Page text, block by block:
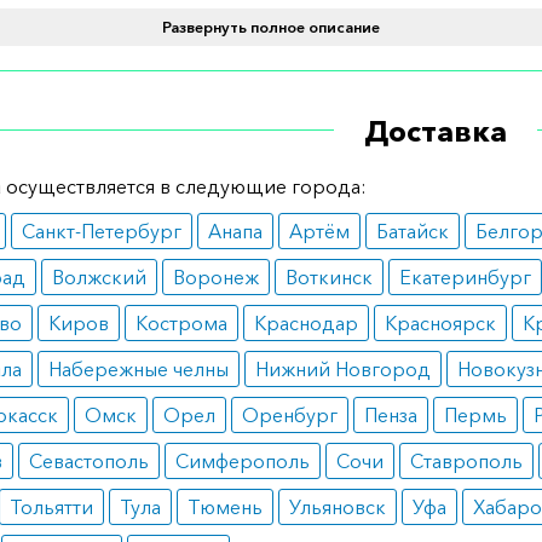
раком предстательной железы.
не имеет противопоказаний и подходит большинству
препарата.
эффекты
противопоказаний позволяет снизить риски
эффектов. Крайне редко отмечаются головные боль,
и звон в ушах.
назначается в виде подкожных инъекций. Начальная
240 мг в сутки, разделенная на два введения. Далее
Развернуть полное описание
Доставка
осуществляется в следующие города:
Санкт-Петербург Анапа Артём Батайск
Волжский Воронеж Воткинск Екатеринбург
Киров Кострома Краснодар Красноярск
Набережные челны Нижний Новгород
Омск Орел Оренбург Пенза Пермь
Севастополь Симферополь Сочи Ставрополь
Тольятти Тула Тюмень Ульяновск Уфа